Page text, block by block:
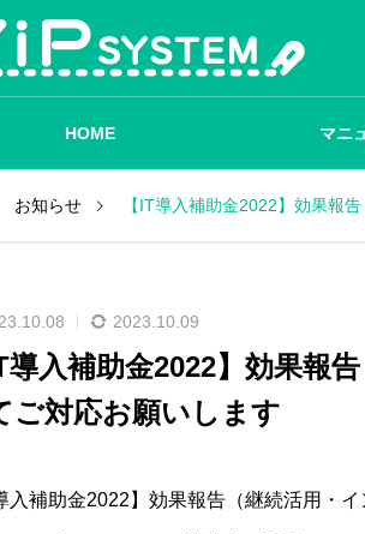
HOME マニ
お知らせ 【IT導入補助金2022】効果報
2023.10.09
導入補助金2022】効果報
ご対応お願いします
入補助金2022】効果報告（継続活用・